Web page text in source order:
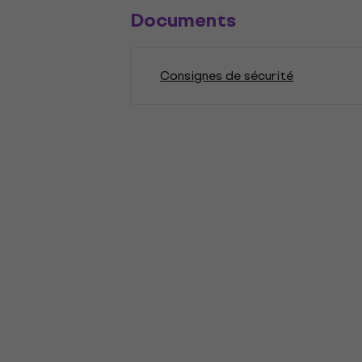
Documents
Consignes de sécurité